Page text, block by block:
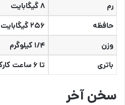
رم
۸ گیگابایت
حافظه
۲۵۶ گیگابایت SSD
وزن
۱/۴ کیلوگرم
باتری
تا ۶ ساعت کارکرد
سخن آخر